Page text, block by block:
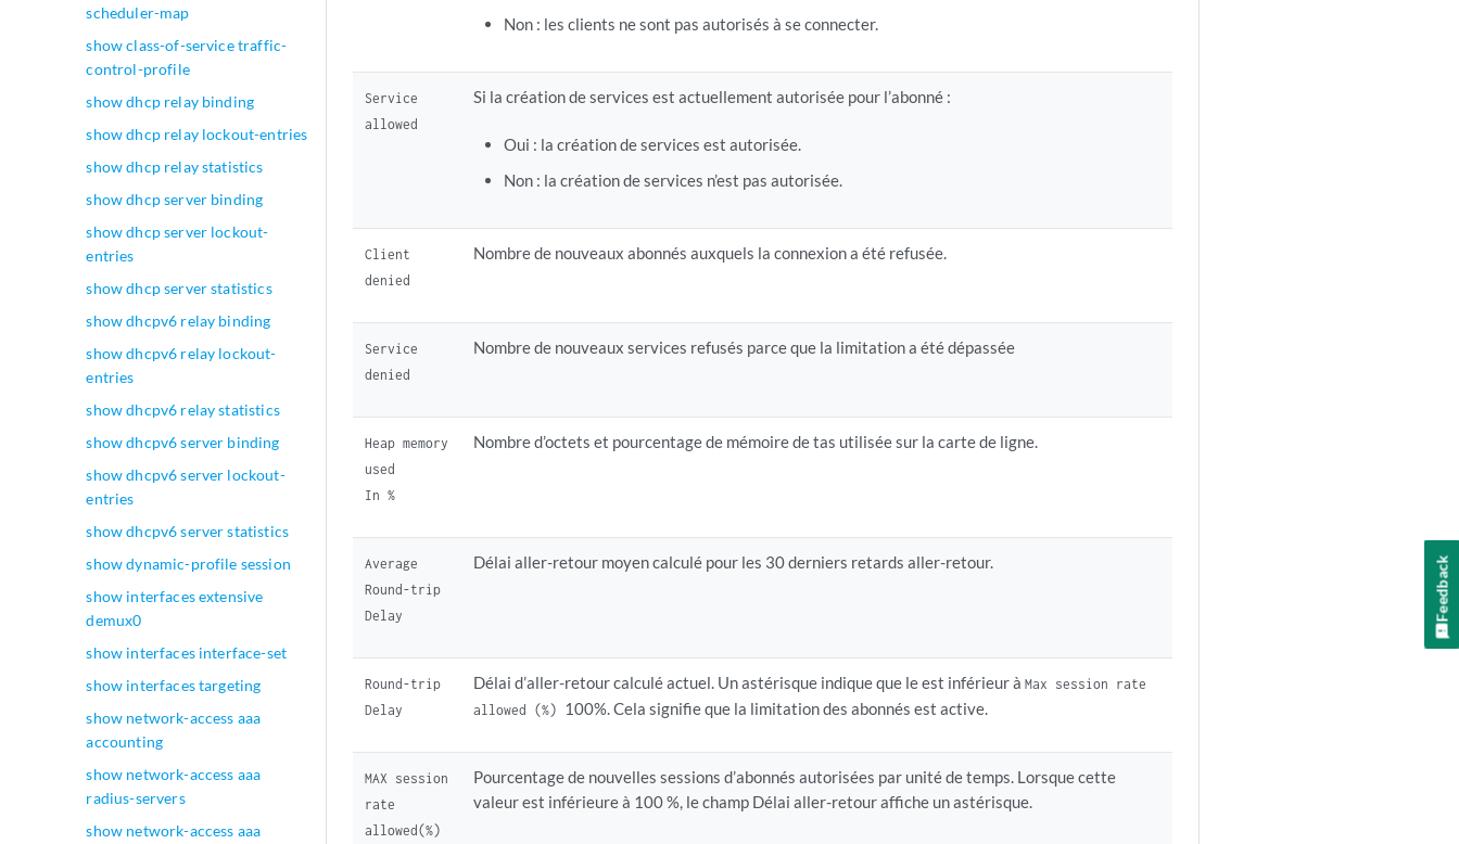
scheduler-map
show class-of-service traffic-
control-profile
show dhcp relay binding
show dhcp relay lockout-entries
show dhcp relay statistics
show dhcp server binding
show dhcp server lockout-
entries
show dhcp server statistics
show dhcpv6 relay binding
show dhcpv6 relay lockout-
entries
show dhcpv6 relay statistics
show dhcpv6 server binding
show dhcpv6 server lockout-
entries
show dhcpv6 server statistics
show dynamic-profile session
show interfaces extensive
demux0
show interfaces interface-set
show interfaces targeting
show network-access aaa
accounting
show network-access aaa
radius-servers
show network-access aaa
Non : les clients ne sont pas autorisés à se connecter.
Service
allowed
Si la création de services est actuellement autorisée pour l’abonné :
Oui : la création de services est autorisée.
Non : la création de services n’est pas autorisée.
Client
denied
Nombre de nouveaux abonnés auxquels la connexion a été refusée.
Service
denied
Nombre de nouveaux services refusés parce que la limitation a été dépassée
Heap memory
used
In %
Nombre d’octets et pourcentage de mémoire de tas utilisée sur la carte de ligne.
Average
Round-trip
Delay
Délai aller-retour moyen calculé pour les 30 derniers retards aller-retour.
Round-trip
Delay
Délai d’aller-retour calculé actuel. Un astérisque indique que le est inférieur àMax session rate
allowed (%) 100%. Cela signifie que la limitation des abonnés est active.
MAX session
rate
allowed(%)
Pourcentage de nouvelles sessions d’abonnés autorisées par unité de temps. Lorsque cette
valeur est inférieure à 100 %, le champ Délai aller-retour affiche un astérisque.
Feedback